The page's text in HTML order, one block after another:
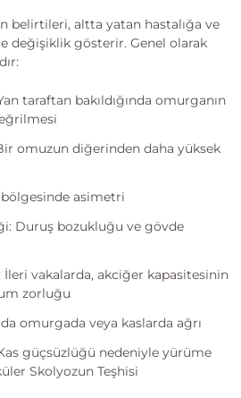
belirtileri, altta yatan hastalığa ve
değişiklik gösterir. Genel olarak
taraftan bakıldığında omurganın
omuzun diğerinden daha yüksek
asimetri
Duruş bozukluğu ve gövde
vakalarda, akciğer kapasitesinin
zorluğu
omurgada veya kaslarda ağrı
güçsüzlüğü nedeniyle yürüme
Skolyozun Teşhisi